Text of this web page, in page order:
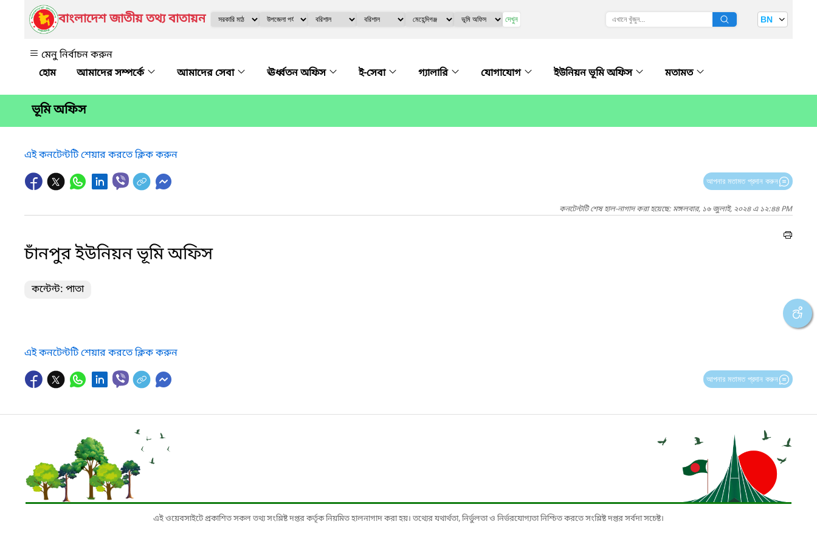
বাংলাদেশ জাতীয় তথ্য বাতায়ন দেখুন BN
মেনু নির্বাচন করুন
আমাদের সম্পর্কে
আমাদের সেবা ঊর্ধ্বতন অফিস ই-সেবা গ্যালারি যোগাযোগ ইউনিয়ন ভূমি অফিস মতামত
ভূমি অফিস
এই কনটেন্টটি শেয়ার করতে ক্লিক করুন
আপনার মতামত প্রদান করুন
কনটেন্টটি শেষ হাল-নাগাদ করা হয়েছে: মঙ্গলবার, ১৬ জুলাই, ২০২৪ এ ১২:৪৪ PM
চাঁনপুর ইউনিয়ন ভূমি অফিস
কন্টেন্ট: পাতা
এই কনটেন্টটি শেয়ার করতে ক্লিক করুন
আপনার মতামত প্রদান করুন
এই ওয়েবসাইটে প্রকাশিত সকল তথ্য সংশ্লিষ্ট দপ্তর কর্তৃক নিয়মিত হালনাগাদ করা হয়। তথ্যের যথার্থতা, নির্ভুলতা ও নির্ভরযোগ্যতা নিশ্চিত করতে সংশ্লিষ্ট দপ্তর সর্বদা সচেষ্ট।